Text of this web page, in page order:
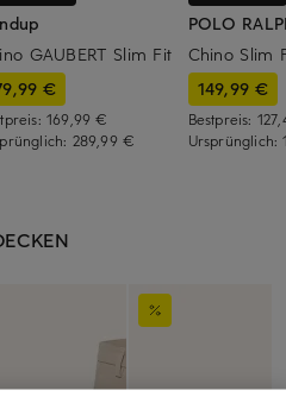
GAUBERT Slim Fit
€
169,99 €
289,99 €
POLO
Chino Slim
149,99 €
Bestpreis:
Ursprünglich: